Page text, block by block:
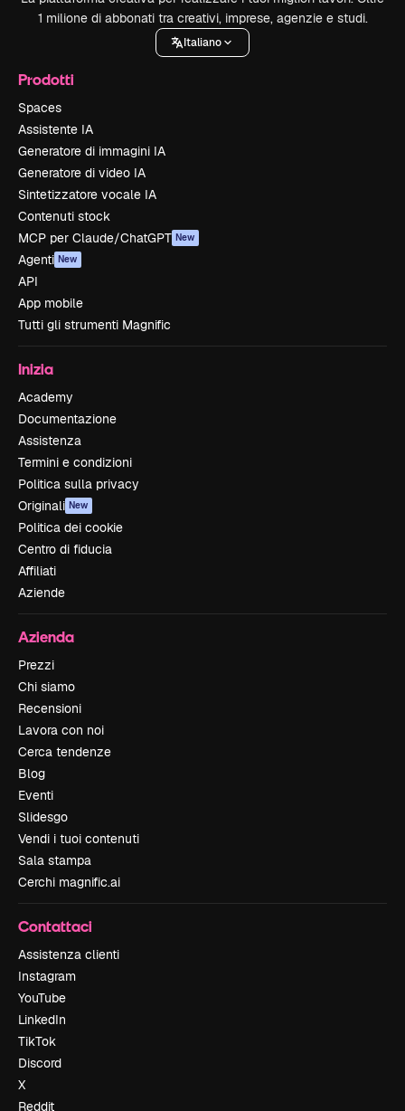
1 milione di abbonati tra creativi, imprese, agenzie e studi.
Italiano
Prodotti
Spaces
Assistente IA
Generatore di immagini IA
Generatore di video IA
Sintetizzatore vocale IA
Contenuti stock
MCP per Claude/ChatGPT New
Agenti New
API
App mobile
Tutti gli strumenti Magnific
Inizia
Academy
Documentazione
Assistenza
Termini e condizioni
Politica sulla privacy
Originali New
Politica dei cookie
Centro di fiducia
Affiliati
Aziende
Azienda
Prezzi
Chi siamo
Recensioni
Lavora con noi
Cerca tendenze
Blog
Eventi
Slidesgo
Vendi i tuoi contenuti
Sala stampa
Cerchi magnific.ai
Contattaci
Assistenza clienti
Instagram
YouTube
LinkedIn
TikTok
Discord
X
Reddit